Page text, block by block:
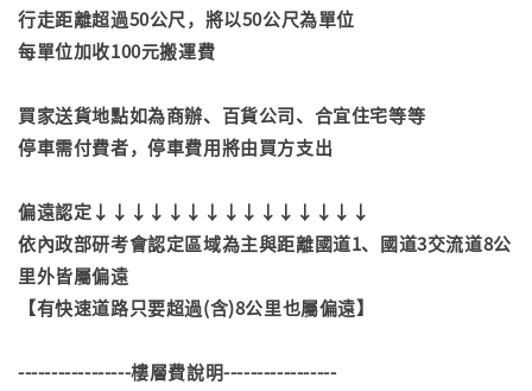
行走距離超過50公尺，將以50公尺為單位
每單位加收100元搬運費
買家送貨地點如為商辦、百貨公司、合宜住宅等等
停車需付費者，停車費用將由買方支出
偏遠認定↓↓↓↓↓↓↓↓↓↓↓↓↓↓↓
依內政部研考會認定區域為主與距離國道1、國道3交流道8公
里外皆屬偏遠
【有快速道路只要超過(含)8公里也屬偏遠】
-----------------樓層費說明-----------------